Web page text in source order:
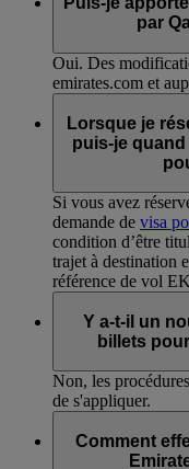
par
Oui. Des
emirates.com et
Lorsque je
puis-je quand
Si vous avez
demande de visa
condition d’être
trajet à destination
référence de vol
Y a-t-il un
billets
Non, les
de s'appliquer.
Comment